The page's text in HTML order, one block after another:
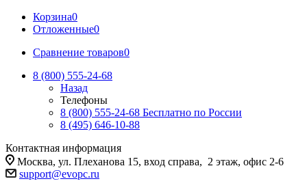
Корзина0
Отложенные0
Сравнение товаров0
8 (800) 555-24-68
Назад
Телефоны
8 (800) 555-24-68 Бесплатно по России
8 (495) 646-10-88
Контактная информация
Москва, ул. Плеханова 15, вход справа, 2 этаж, офис 2-6
support@evopc.ru